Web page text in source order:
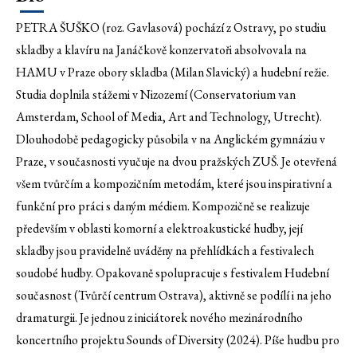
PETRA ŠUŠKO (roz. Gavlasová) pochází z Ostravy, po studiu
skladby a klavíru na Janáčkově konzervatoři absolvovala na
HAMU v Praze obory skladba (Milan Slavický) a hudební režie.
Studia doplnila stážemi v Nizozemí (Conservatorium van
Amsterdam, School of Media, Art and Technology, Utrecht).
Dlouhodobě pedagogicky působila v na Anglickém gymnáziu v
Praze, v současnosti vyučuje na dvou pražských ZUŠ. Je otevřená
všem tvůrčím a kompozičním metodám, které jsou inspirativní a
funkční pro práci s daným médiem. Kompozičně se realizuje
především v oblasti komorní a elektroakustické hudby, její
skladby jsou pravidelně uváděny na přehlídkách a festivalech
soudobé hudby. Opakovaně spolupracuje s festivalem Hudební
současnost (Tvůrčí centrum Ostrava), aktivně se podílí i na jeho
dramaturgii. Je jednou z iniciátorek nového mezinárodního
koncertního projektu Sounds of Diversity (2024). Píše hudbu pro